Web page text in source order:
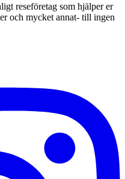
reseföretag som hjälper er
och mycket annat- till ingen